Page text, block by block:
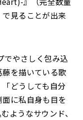
見ることが出来
でやさしく包み込
を描いている歌
どうしても自分
に私自身も目を
ようなサウンド、